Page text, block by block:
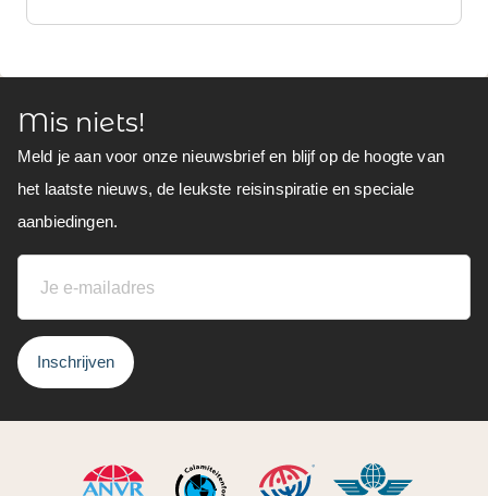
Mis niets!
Meld je aan voor onze nieuwsbrief en blijf op de hoogte van
het laatste nieuws, de leukste reisinspiratie en speciale
aanbiedingen.
Inschrijven